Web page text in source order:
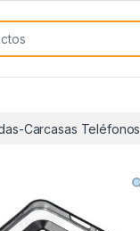
Carcasas Teléfonos